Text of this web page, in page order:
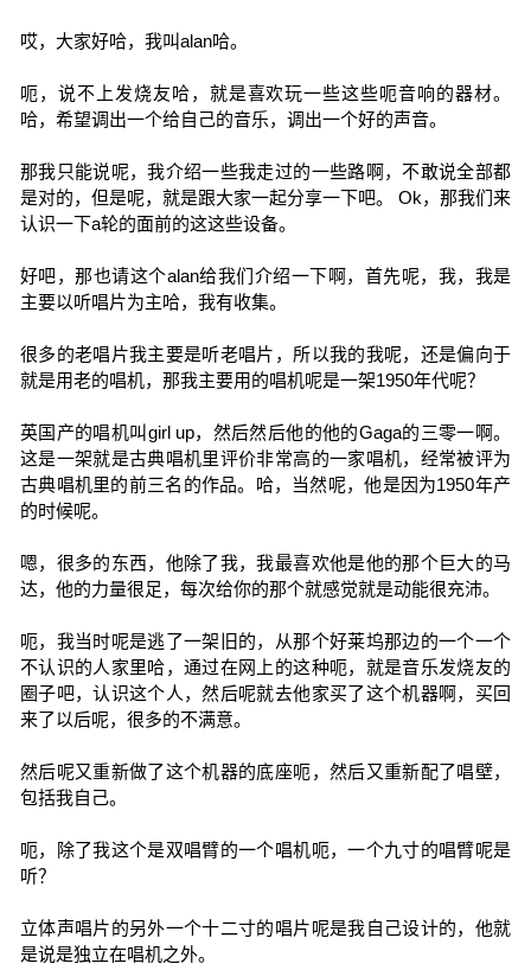
哎，大家好哈，我叫alan哈。
呃，说不上发烧友哈，就是喜欢玩一些这些呃音响的器材。
哈，希望调出一个给自己的音乐，调出一个好的声音。
那我只能说呢，我介绍一些我走过的一些路啊，不敢说全部都
是对的，但是呢，就是跟大家一起分享一下吧。 Ok，那我们来
认识一下a轮的面前的这这些设备。
好吧，那也请这个alan给我们介绍一下啊，首先呢，我，我是
主要以听唱片为主哈，我有收集。
很多的老唱片我主要是听老唱片，所以我的我呢，还是偏向于
就是用老的唱机，那我主要用的唱机呢是一架1950年代呢？
英国产的唱机叫girl up，然后然后他的他的Gaga的三零一啊。
这是一架就是古典唱机里评价非常高的一家唱机，经常被评为
古典唱机里的前三名的作品。哈，当然呢，他是因为1950年产
的时候呢。
嗯，很多的东西，他除了我，我最喜欢他是他的那个巨大的马
达，他的力量很足，每次给你的那个就感觉就是动能很充沛。
呃，我当时呢是逃了一架旧的，从那个好莱坞那边的一个一个
不认识的人家里哈，通过在网上的这种呃，就是音乐发烧友的
圈子吧，认识这个人，然后呢就去他家买了这个机器啊，买回
来了以后呢，很多的不满意。
然后呢又重新做了这个机器的底座呃，然后又重新配了唱壁，
包括我自己。
呃，除了我这个是双唱臂的一个唱机呃，一个九寸的唱臂呢是
听？
立体声唱片的另外一个十二寸的唱片呢是我自己设计的，他就
是说是独立在唱机之外。